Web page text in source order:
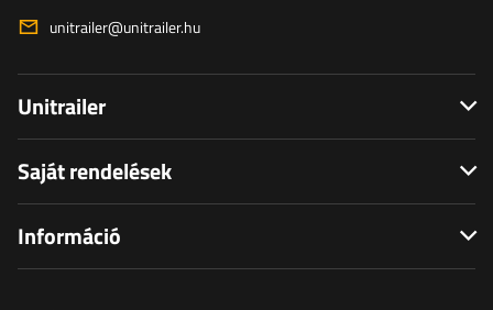
unitrailer@unitrailer.hu
Unitrailer
Saját rendelések
Információ